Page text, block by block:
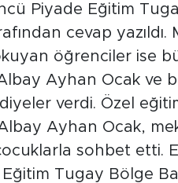
Piyade Eğitim
cevap yazıldı.
öğrenciler ise
Ayhan Ocak ve
verdi. Özel eğitim
Ayhan Ocak,
sohbet etti.
Tugay Bölge